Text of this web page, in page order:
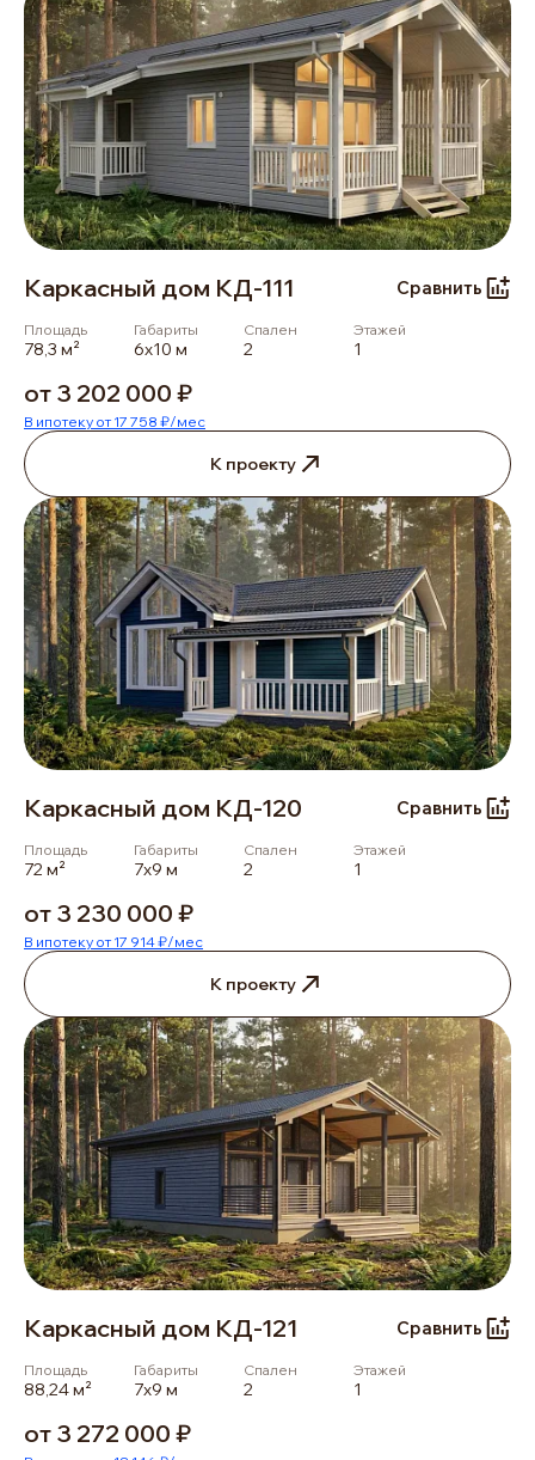
Каркасный дом КД-111 Сравнить
Площадь
78,3 м²
Габариты
6х10 м
Спален
2
Этажей
1
от 3 202 000 ₽
В ипотеку от 17 758 ₽/мес
К проекту
Каркасный дом КД-120 Сравнить
Площадь
72 м²
Габариты
7х9 м
Спален
2
Этажей
1
от 3 230 000 ₽
В ипотеку от 17 914 ₽/мес
К проекту
Каркасный дом КД-121 Сравнить
Площадь
88,24 м²
Габариты
7х9 м
Спален
2
Этажей
1
от 3 272 000 ₽